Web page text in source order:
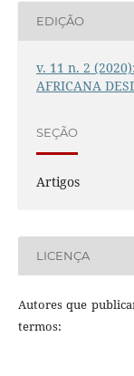
EDIÇÃO
v. 11 n. 2
AFRICANA
SEÇÃO
Artigos
LICENÇA
Autores que
termos: